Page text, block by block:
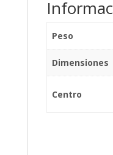
Peso
Dimensiones
Centro